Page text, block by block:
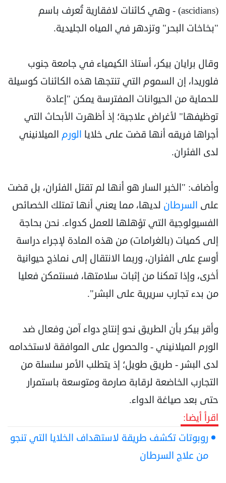
(ascidians) - وهي كائنات لافقارية تُعرف باسم
"بخاخات البحر" وتزدهر في المياه الجليدية.
وقال برايان بيكر، أستاذ الكيمياء في جامعة جنوب
فلوريدا، إن السموم التي تنتجها هذه الكائنات كوسيلة
للحماية من الحيوانات المفترسة يمكن "إعادة
توظيفها" لأغراض علاجية؛ إذ أظهرت الأبحاث التي
أجراها فريقه أنها قضت على خلايا الورم الميلانيني
لدى الفئران.
وأضاف: "الخبر السار هو أنها لم تقتل الفئران، بل قضت
على السرطان لديها، مما يعني أنها تمتلك الخصائص
الفسيولوجية التي تؤهلها للعمل كدواء. نحن بحاجة
إلى كميات (بالغرامات) من هذه المادة لإجراء دراسة
أوسع على الفئران، وربما الانتقال إلى نماذج حيوانية
أخرى، وإذا تمكنا من إثبات سلامتها، فسنتمكن فعليا
من بدء تجارب سريرية على البشر".
وأقر بيكر بأن الطريق نحو إنتاج دواء آمن وفعال ضد
الورم الميلانيني - والحصول على الموافقة لاستخدامه
لدى البشر - طريق طويل؛ إذ يتطلب الأمر سلسلة من
التجارب الخاضعة لرقابة صارمة ومتوسعة باستمرار
حتى بعد صياغة الدواء.
اقرأ أيضا:
روبوتات تكشف طريقة لاستهداف الخلايا التي تنجو
من علاج السرطان